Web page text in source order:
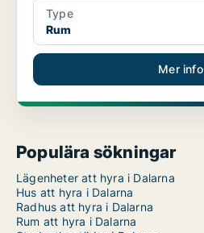
Type
Rum
Mer info
Populära sökningar
Lägenheter att hyra i Dalarna
Hus att hyra i Dalarna
Radhus att hyra i Dalarna
Rum att hyra i Dalarna